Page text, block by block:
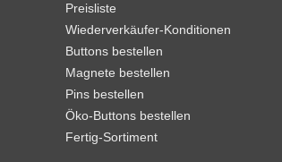
Preisliste
Wiederverkäufer-Konditionen
Buttons bestellen
Magnete bestellen
Pins bestellen
Öko-Buttons bestellen
Fertig-Sortiment